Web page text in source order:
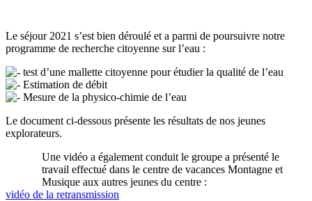
Le séjour 2021 s’est bien déroulé et a parmi de poursuivre notre
programme de recherche citoyenne sur l’eau :
test d’une mallette citoyenne pour étudier la qualité de l’eau
Estimation de débit
Mesure de la physico-chimie de l’eau
Le document ci-dessous présente les résultats de nos jeunes
explorateurs.
Une vidéo a également conduit le groupe a présenté le
travail effectué dans le centre de vacances Montagne et
Musique aux autres jeunes du centre :
vidéo de la retransmission